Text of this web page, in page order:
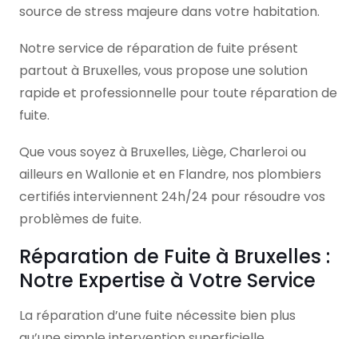
source de stress majeure dans votre habitation.
Notre service de réparation de fuite présent
partout à Bruxelles, vous propose une solution
rapide et professionnelle pour toute réparation de
fuite.
Que vous soyez à Bruxelles, Liège, Charleroi ou
ailleurs en Wallonie et en Flandre, nos plombiers
certifiés interviennent 24h/24 pour résoudre vos
problèmes de fuite.
Réparation de Fuite à Bruxelles :
Notre Expertise à Votre Service
La réparation d’une fuite nécessite bien plus